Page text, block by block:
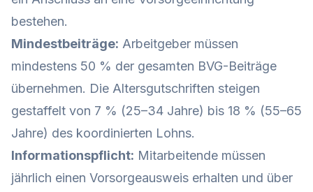
bestehen.
Mindestbeiträge: Arbeitgeber müssen
mindestens 50 % der gesamten BVG-Beiträge
übernehmen. Die Altersgutschriften steigen
gestaffelt von 7 % (25–34 Jahre) bis 18 % (55–65
Jahre) des koordinierten Lohns.
Informationspflicht: Mitarbeitende müssen
jährlich einen Vorsorgeausweis erhalten und über